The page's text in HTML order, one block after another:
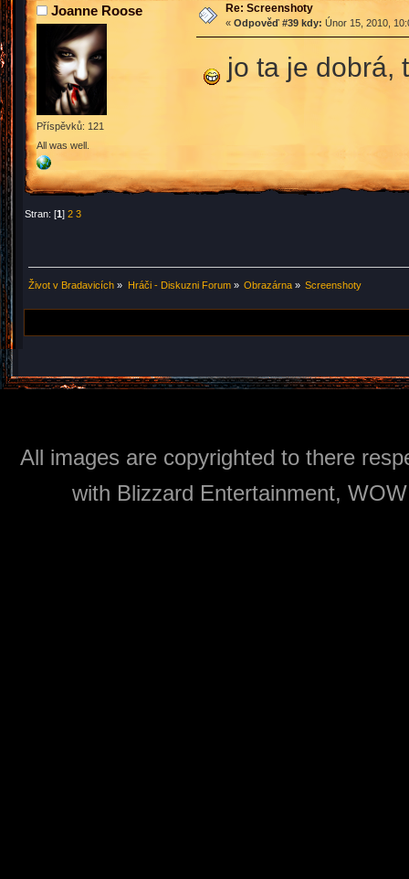
Joanne Roose
Příspěvků: 121
All was well.
Re: Screenshoty
« Odpověď #39 kdy: Únor 15, 2010,
jo ta je dobrá,
Stran: [1]2 3
Život v Bradavicích » Hráči - Diskuzni Forum» Obrazárna» Screenshoty
All images are copyrighted to there
with Blizzard Entertainment,